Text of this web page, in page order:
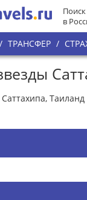
в
/ ТРАНСФЕР /